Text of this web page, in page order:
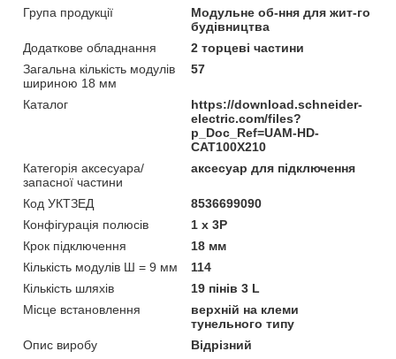
Група продукції
Модульне об-ння для жит-го
будівництва
Додаткове обладнання
2 торцеві частини
Загальна кількість модулів
шириною 18 мм
57
Каталог
https://download.schneider-
electric.com/files?
p_Doc_Ref=UAM-HD-
CAT100X210
Категорія аксесуара/
запасної частини
аксесуар для підключення
Код УКТЗЕД
8536699090
Конфігурація полюсів
1 x 3P
Крок підключення
18 мм
Кількість модулів Ш = 9 мм
114
Кількість шляхів
19 пінів 3 L
Місце встановлення
верхній на клеми
тунельного типу
Опис виробу
Відрізний